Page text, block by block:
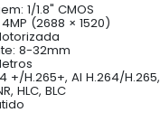
1/1.8" CMOS
(2688 × 1520)
8-32mm
+/H.265+, AI H.264/H.265,
HLC, BLC